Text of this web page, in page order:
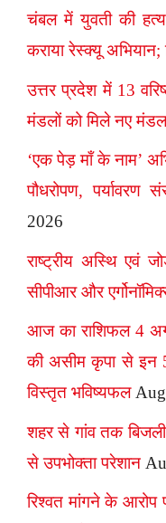
चंबल में युवती की
कराया रेस्क्यू अभियान;
उत्तर प्रदेश में 13
मंडलों को मिले नए
‘एक पेड़ माँ के नाम’
पौधरोपण, पर्यावरण
2026
राष्ट्रीय अस्थि एवं
सीपीआर और
आज का राशिफल 4
की असीम कृपा से इन 5
विस्तृत भविष्यफल
शहर से गांव तक
से उपभोक्ता परेशान
रिश्वत मांगने के आरोप